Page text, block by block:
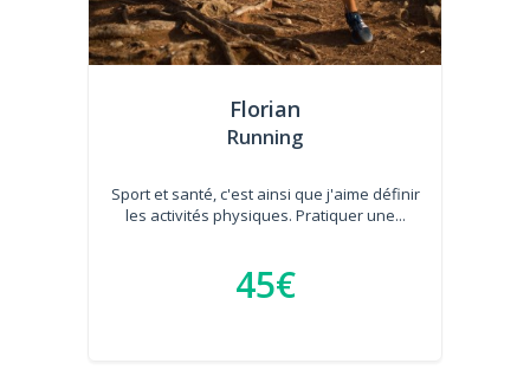
Florian
Running
Sport et santé, c'est ainsi que j'aime définir
les activités physiques. Pratiquer une...
45€